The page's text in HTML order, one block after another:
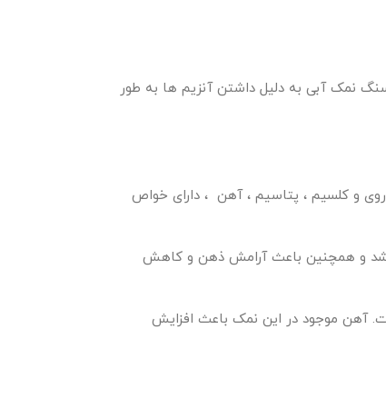
نمک آبی به دلیل داشتن آنزیم ها به طور
و کلسیم ، پتاسیم ، آهن ، دارای خواص
و همچنین باعث آرامش ذهن و کاهش
آهن موجود در این نمک باعث افزایش